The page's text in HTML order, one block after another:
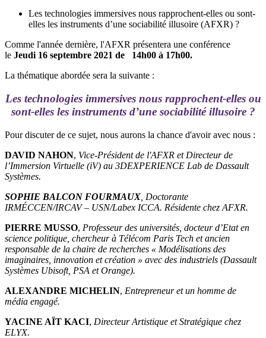
Les technologies immersives nous rapprochent-elles ou sont-
elles les instruments d’une sociabilité illusoire (AFXR) ?
Comme l'année dernière, l'AFXR présentera une conférence
le Jeudi 16 septembre 2021 de 14h00 à 17h00.
La thématique abordée sera la suivante :
Les technologies immersives nous rapprochent-elles ou
sont-elles les instruments d’une sociabilité illusoire ?
Pour discuter de ce sujet, nous aurons la chance d'avoir avec nous :
DAVID NAHON, Vice-Président de l'AFXR et Directeur de
l’Immersion Virtuelle (iV) au 3DEXPERIENCE Lab de Dassault
Systèmes.
SOPHIE BALCON FOURMAUX , Doctorante
IRMÉCCEN/IRCAV – USN/Labex ICCA. Résidente chez AFXR.
PIERRE MUSSO, Professeur des universités, docteur d’Etat en
science politique, chercheur à Télécom Paris Tech et ancien
responsable de la chaire de recherches « Modélisations des
imaginaires, innovation et création » avec des industriels (Dassault
Systèmes Ubisoft, PSA et Orange).
ALEXANDRE MICHELIN, Entrepreneur et un homme de
média engagé.
YACINE AÏT KACI, Directeur Artistique et Stratégique chez
ELYX.